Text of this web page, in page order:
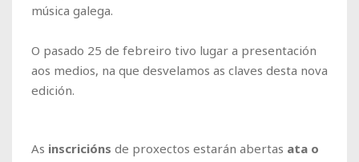
música galega.
O pasado 25 de febreiro tivo lugar a presentación
aos medios, na que desvelamos as claves desta nova
edición.
As inscricións de proxectos estarán abertas ata o